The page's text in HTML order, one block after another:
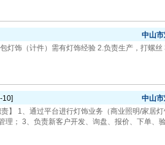
中山
灯饰（计件）需有灯饰经验 2.负责生产，打螺
10] 中山
责】 1、通过平台进行灯饰业务（商业照明/家居
理； 3、负责新客户开发、询盘、报价、下单、